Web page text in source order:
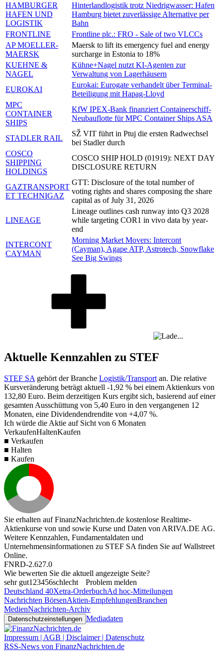
HAMBURGER
HAFEN UND
LOGISTIK
Hinterlandlogistik trotz Niedrigwasser: Hafen
Hamburg bietet zuverlässige Alternative per
Bahn
FRONTLINE
Frontline plc.: FRO - Sale of two VLCCs
AP MOELLER-
MAERSK
Maersk to lift its emergency fuel and energy
surcharge in Estonia to 18%
KUEHNE &
NAGEL
Kühne+Nagel nutzt KI-Agenten zur
Verwaltung von Lagerhäusern
EUROKAI
Eurokai: Eurogate verhandelt über Terminal-
Beteiligung mit Hapag-Lloyd
MPC
CONTAINER
SHIPS
KfW IPEX-Bank finanziert Containerschiff-
Neubauflotte für MPC Container Ships ASA
STADLER RAIL
SŽ VIT führt in Ptuj die ersten Radwechsel
bei Stadler durch
COSCO
SHIPPING
HOLDINGS
COSCO SHIP HOLD (01919): NEXT DAY
DISCLOSURE RETURN
GAZTRANSPORT
ET TECHNIGAZ
GTT: Disclosure of the total number of
voting rights and shares composing the share
capital as of July 31, 2026
LINEAGE
Lineage outlines cash runway into Q3 2028
while targeting COR1 in vivo data by year-
end
INTERCONT
CAYMAN
Morning Market Movers: Intercont
(Cayman), Agape ATP, Astrotech, Snowflake
See Big Swings
Aktuelle Kennzahlen zu STEF
STEF SA gehört der Branche Logistik/Transport an. Die relative
Kursveränderung beträgt aktuell -1,92 % bei einem Aktienkurs von
132,80 Euro. Beim derzeitigen Kurs ergibt sich, basierend auf einer
gesamten Ausschüttung von 5,40 Euro in den vergangenen 12
Monaten, eine Dividendendrendite von +4,07 %.
Ich würde die Aktie auf Sicht von 6 Monaten
VerkaufenHaltenKaufen
■ Verkaufen
■ Halten
■ Kaufen
Sie erhalten auf FinanzNachrichten.de kostenlose Realtime-
Aktienkurse von und sowie Kurse und Daten von ARIVA.DE AG.
Weitere Kennzahlen, Fundamentaldaten und
Unternehmensinformationen zu STEF SA finden Sie aufWallstreet
Online.
FNRD-2.627.0
Wie bewerten Sie die aktuell angezeigte Seite?
sehr gut1 23456schlecht
Problem melden
Deutschland 40Xetra-OrderbuchAd hoc-Mitteilungen
Nachrichten BörsenAktien-EmpfehlungenBranchen
MedienNachrichten-Archiv
Datenschutzeinstellungen Mediadaten
Impressum | AGB | Disclaimer | Datenschutz
RSS-News von FinanzNachrichten.de